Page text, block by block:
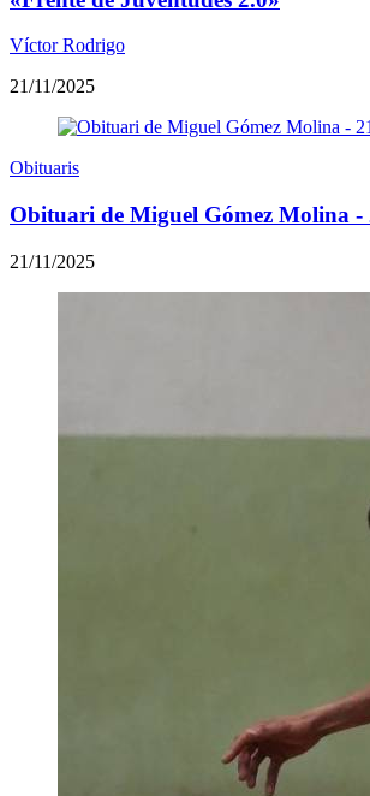
Víctor Rodrigo
21/11/2025
Obituaris
Obituari de Miguel Gómez Molina -
21/11/2025